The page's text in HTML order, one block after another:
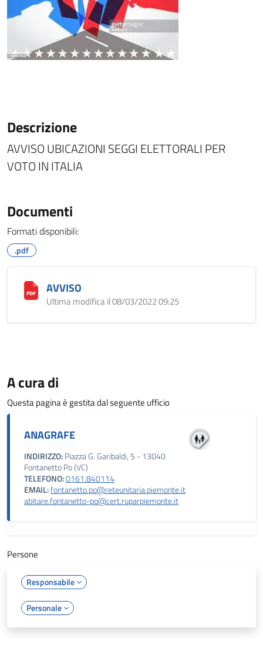
Descrizione
AVVISO UBICAZIONI SEGGI ELETTORALI PER
VOTO IN ITALIA
Documenti
Formati disponibili:
.pdf
AVVISO
Ultima modifica il 08/03/2022 09:25
A cura di
Questa pagina è gestita dal seguente ufficio
ANAGRAFE
INDIRIZZO:Piazza G. Garibaldi, 5 - 13040
Fontanetto Po (VC)
TELEFONO:0161.840114
EMAIL:fontanetto.po@reteunitaria.piemonte.it
abitare.fontanetto-po@cert.ruparpiemonte.it
Persone
Responsabile
Personale